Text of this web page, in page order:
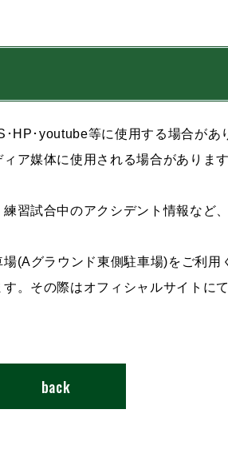
HP･youtube等に使用する場合があ
ア媒体に使用される場合があります
習試合中のアクシデント情報など
(Aグラウンド東側駐車場)をご利用
。その際はオフィシャルサイトに
back